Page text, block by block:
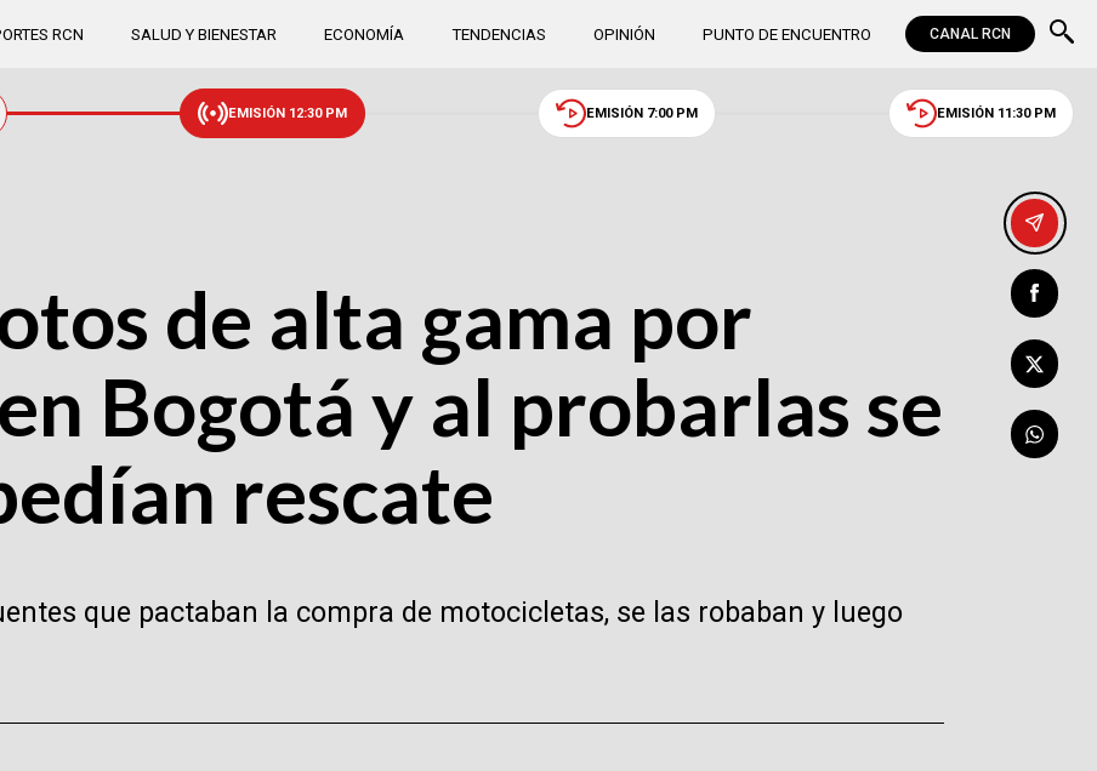
RCN SALUD Y BIENESTAR ECONOMÍA TENDENCIAS OPINIÓN PUNTO DE ENCUENTRO CANAL RCN
EMISIÓN 12:30 PM EMISIÓN 7:00 PM EMISIÓN 11:30 PM
de alta gama por
Bogotá y al probarlas se
rescate
que pactaban la compra de motocicletas, se las robaban y luego